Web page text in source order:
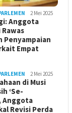
2 Mei 2025
Anggota
Rawas
Penyampaian
Empat
2 Mei 2025
di Musi
‘Se-
Anggota
Revisi Perda